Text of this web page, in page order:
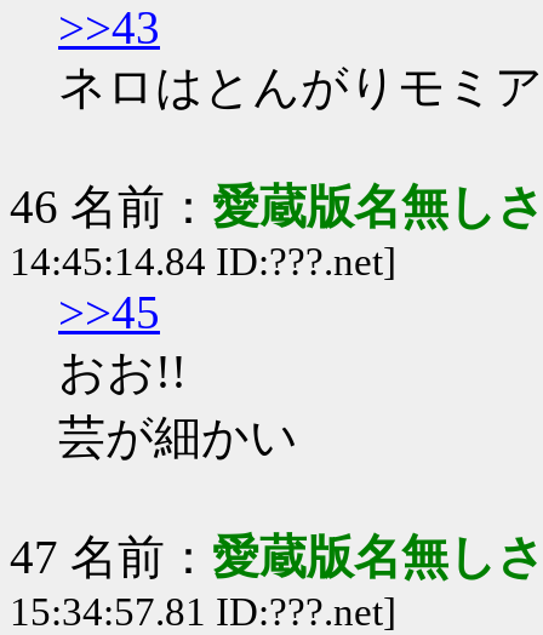
>>43
ネロはとんがりモミ
46 名前： 愛蔵版名無し
14:45:14.84 ID:???.net]
>>45
おお!!
芸が細かい
47 名前： 愛蔵版名無し
15:34:57.81 ID:???.net]